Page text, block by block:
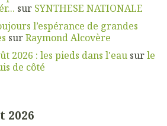
sur SYNTHESE NATIONALE
l’espérance de grandes
surRaymond Alcovère
2026 : les pieds dans l'eau surle
de côté
2026